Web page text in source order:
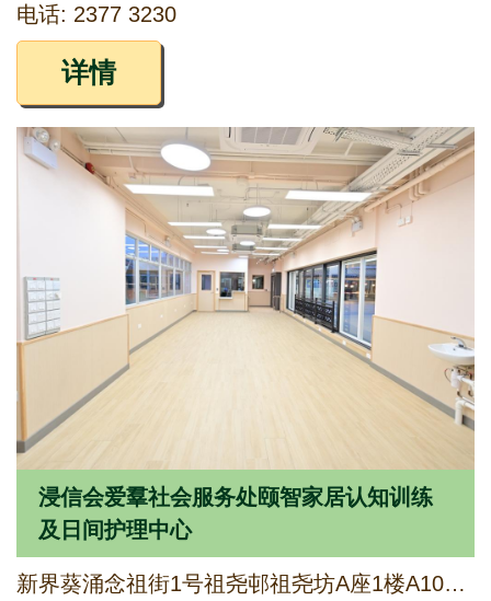
电话: 2377 3230
详情
浸信会爱羣社会服务处颐智家居认知训练
及日间护理中心
新界葵涌念祖街1号祖尧邨祖尧坊A座1楼A107-109及B座1楼B110-111铺